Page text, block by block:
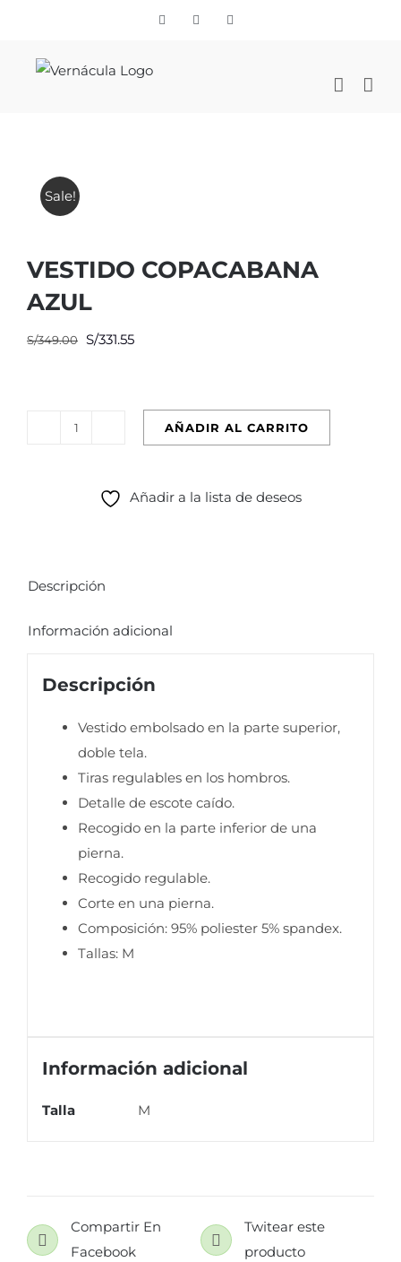
content
Vimeo Facebook
Sale!
VESTIDO COPACABANA
AZUL
S/349.00 El
S/331.55El
es:
AZUL
AÑADIR AL CARRITO
Añadir a la lista de deseos
Descripción
Información adicional
Descripción
Vestido embolsado en la parte superior,
doble tela.
Tiras regulables en los hombros.
Detalle de escote caído.
Recogido en la parte inferior de una
pierna.
Recogido regulable.
Corte en una pierna.
Composición: 95% poliester 5% spandex.
Tallas: M
Información adicional
Talla M
Compartir En
Facebook
Twitear este
producto